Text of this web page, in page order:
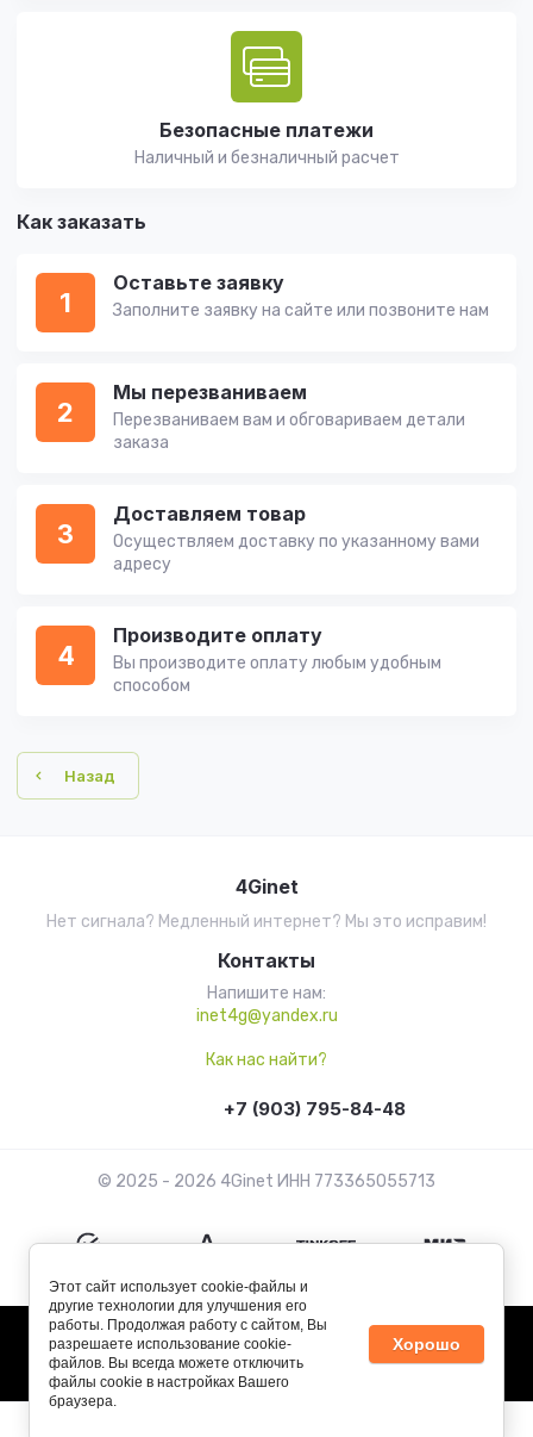
Безопасные платежи
Наличный и безналичный расчет
Как заказать
1
Оставьте заявку
Заполните заявку на сайте или позвоните нам
2
Мы перезваниваем
Перезваниваем вам и обговариваем детали
заказа
3
Доставляем товар
Осуществляем доставку по указанному вами
адресу
4
Производите оплату
Вы производите оплату любым удобным
способом
Назад
4Ginet
Нет сигнала? Медленный интернет? Мы это исправим!
Контакты
Напишите нам:
inet4g@yandex.ru
Как нас найти?
+7 (903) 795-84-48
© 2025 - 2026 4Ginet ИНН 773365055713
Этот сайт использует cookie-файлы и
другие технологии для улучшения его
работы. Продолжая работу с сайтом, Вы
разрешаете использование cookie-
файлов. Вы всегда можете отключить
файлы cookie в настройках Вашего
браузера.
Хорошо